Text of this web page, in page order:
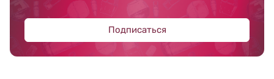
Подписаться